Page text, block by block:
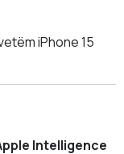
iPhone 15
Intelligence